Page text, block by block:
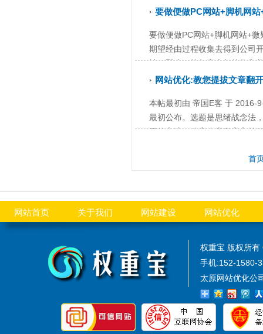
要做便做PC网站+脚机网
要做便做PC网站+脚机网站+
期望经由过程收集去得到公司
站，那么，绝年夜大都的收集
网站优化:教您提拔文章翻
本帖最初由 帝国E客 于 2016-
最初公布。选题是思绪战念法
用的办法。分离小我私家之前
首
网站首页 关于我们 网站建设 网站优化
权重宝 版权所有
手机:152-1580-
太原网站优化公